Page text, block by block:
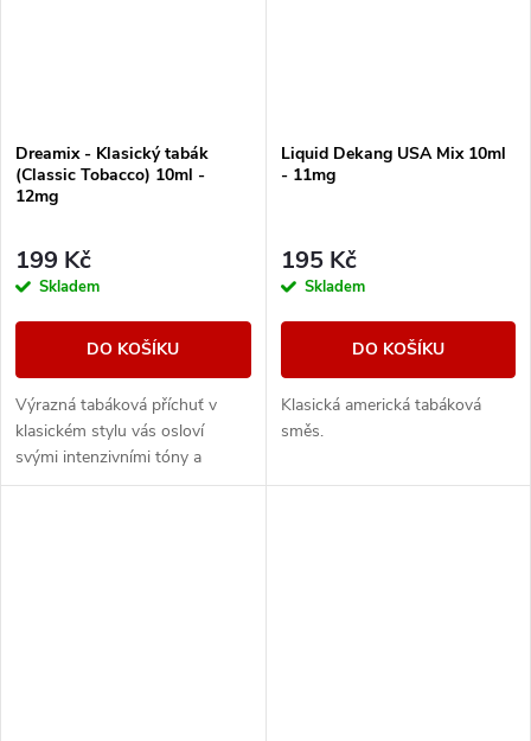
Dreamix - Klasický tabák
(Classic Tobacco) 10ml -
12mg
199 Kč
Skladem
DO KOŠÍKU
Výrazná tabáková příchuť v
klasickém stylu vás osloví
svými intenzivními tóny a
dřevitou dochutí.
Liquid Dekang USA Mix 10ml
- 11mg
195 Kč
Skladem
DO KOŠÍKU
Klasická americká tabáková
směs.